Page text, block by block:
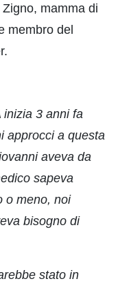
mamma di
membro del
3 anni fa
approcci a questa
aveva da
sapeva
o meno, noi
bisogno di
stato in